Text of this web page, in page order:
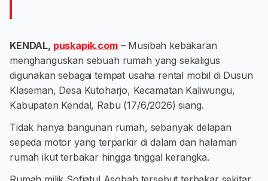
KENDAL, puskapik.com– Musibah kebakaran
menghanguskan sebuah rumah yang sekaligus
digunakan sebagai tempat usaha rental mobil di Dusun
Klaseman, Desa Kutoharjo, Kecamatan Kaliwungu,
Kabupaten Kendal, Rabu (17/6/2026) siang.
Tidak hanya bangunan rumah, sebanyak delapan
sepeda motor yang terparkir di dalam dan halaman
rumah ikut terbakar hingga tinggal kerangka.